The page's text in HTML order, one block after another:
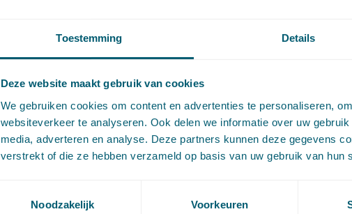
Toestemming Details
Deze website maakt gebruik van cookies
We gebruiken cookies om content en advertenties te personaliseren,
websiteverkeer te analyseren. Ook delen we informatie over uw
media, adverteren en analyse. Deze partners kunnen deze gegevens
verstrekt of die ze hebben verzameld op basis van uw gebruik van hun
Noodzakelijk
Voorkeuren